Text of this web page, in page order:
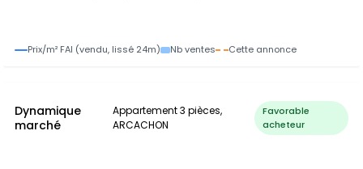
Prix/m² FAI (vendu, lissé 24m) Nb ventes Cette annonce
Dynamique
marché
Appartement 3 pièces,
ARCACHON
Favorable
acheteur